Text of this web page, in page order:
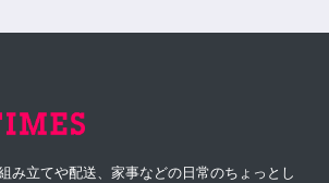
み立てや配送、家事などの日常のちょっとし